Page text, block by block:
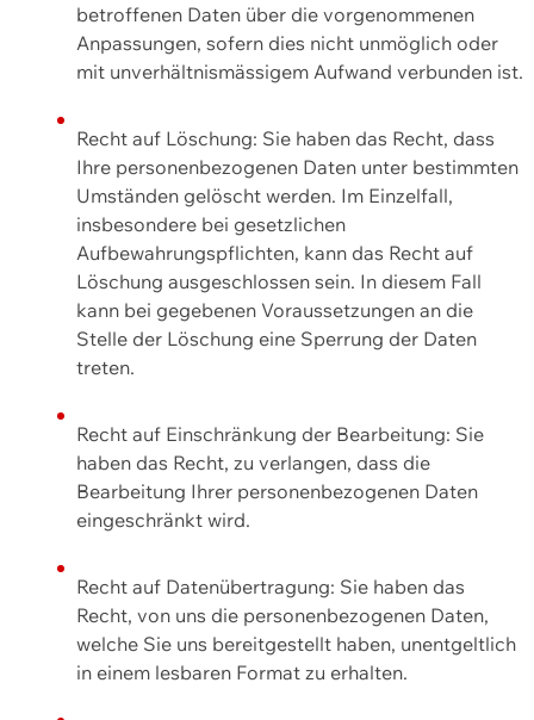
betroffenen Daten über die vorgenommenen
Anpassungen, sofern dies nicht unmöglich oder
mit unverhältnismässigem Aufwand verbunden ist.
Recht auf Löschung: Sie haben das Recht, dass
Ihre personenbezogenen Daten unter bestimmten
Umständen gelöscht werden. Im Einzelfall,
insbesondere bei gesetzlichen
Aufbewahrungspflichten, kann das Recht auf
Löschung ausgeschlossen sein. In diesem Fall
kann bei gegebenen Voraussetzungen an die
Stelle der Löschung eine Sperrung der Daten
treten.
Recht auf Einschränkung der Bearbeitung: Sie
haben das Recht, zu verlangen, dass die
Bearbeitung Ihrer personenbezogenen Daten
eingeschränkt wird.
Recht auf Datenübertragung: Sie haben das
Recht, von uns die personenbezogenen Daten,
welche Sie uns bereitgestellt haben, unentgeltlich
in einem lesbaren Format zu erhalten.